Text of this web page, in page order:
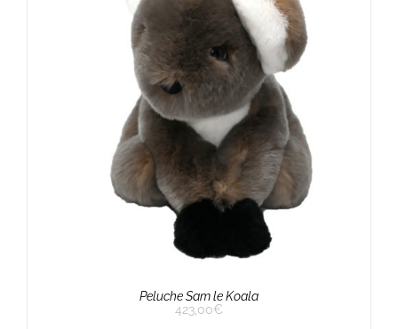
Peluche Sam le Koala
423,00€